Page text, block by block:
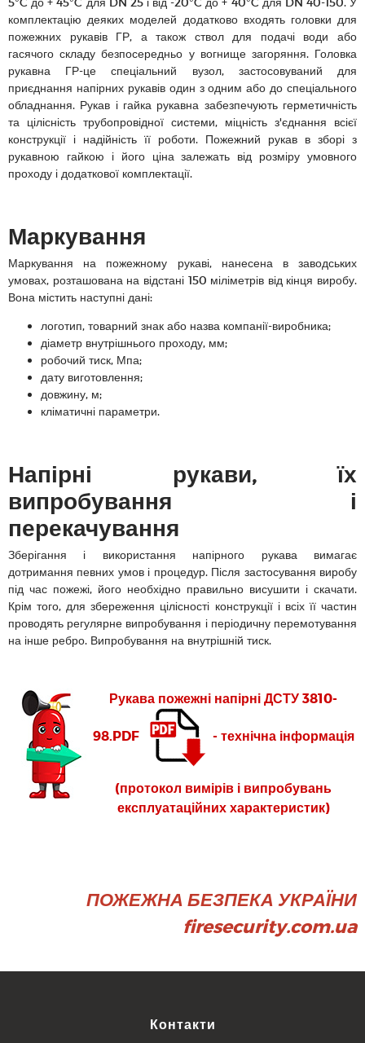
комплектацію деяких моделей додатково входять головки для
пожежних рукавів ГР, а також ствол для подачі води або
гасячого складу безпосередньо у вогнище загоряння. Головка
рукавна ГР-це спеціальний вузол, застосовуваний для
приєднання напірних рукавів один з одним або до спеціального
обладнання. Рукав і гайка рукавна забезпечують герметичність
та цілісність трубопровідної системи, міцність з'єднання всієї
конструкції і надійність її роботи. Пожежний рукав в зборі з
рукавною гайкою і його ціна залежать від розміру умовного
проходу і додаткової комплектації.
Маркування
Маркування на пожежному рукаві, нанесена в заводських
умовах, розташована на відстані 150 міліметрів від кінця виробу.
Вона містить наступні дані:
логотип, товарний знак або назва компанії-виробника;
діаметр внутрішнього проходу, мм;
робочий тиск, Мпа;
дату виготовлення;
довжину, м;
кліматичні параметри.
Напірні рукави, їх
випробування і
перекачування
Зберігання і використання напірного рукава вимагає
дотримання певних умов і процедур. Після застосування виробу
під час пожежі, його необхідно правильно висушити і скачати.
Крім того, для збереження цілісності конструкції і всіх її частин
проводять регулярне випробування і періодичну перемотування
на інше ребро. Випробування на внутрішній тиск.
Рукава пожежні напірні ДСТУ 3810-
98.PDF - технічна інформація
(протокол вимірів і випробувань
експлуатаційних характеристик)
ПОЖЕЖНА БЕЗПЕКА УКРАЇНИ
firesecurity.com.ua
Контакти